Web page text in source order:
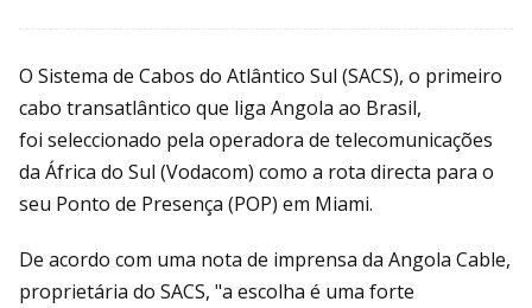
O Sistema de Cabos do Atlântico Sul (SACS), o primeiro
cabo transatlântico que liga Angola ao Brasil,
foi seleccionado pela operadora de telecomunicações
da África do Sul (Vodacom) como a rota directa para o
seu Ponto de Presença (POP) em Miami.
De acordo com uma nota de imprensa da Angola Cable,
proprietária do SACS, "a escolha é uma forte